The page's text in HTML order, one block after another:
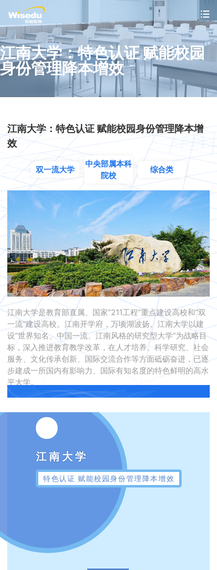
首页
产品服务
解决方案
市场动态
支持与服务
关于金智
联系我们
金智教育研究院
江南大学：特色认证 赋能校园
身份管理降本增效
江南大学：特色认证 赋能校园身份管理降本增
效
双一流大学
中央部属本科
院校
综合类
江南大学是教育部直属、国家“211工程”重点建设高校和“双
一流”建设高校。江南开学府，万顷湖波扬。江南大学以建
设“世界知名、中国一流、江南风格的研究型大学”为战略目
标，深入推进教育教学改革，在人才培养、科学研究、社会
服务、文化传承创新、国际交流合作等方面砥砺奋进，已逐
步建成一所国内有影响力、国际有知名度的特色鲜明的高水
平大学。
江南大学
特色认证 赋能校园身份管理降本增效